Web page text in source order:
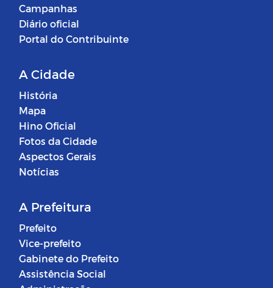
Campanhas
Diário oficial
Portal do Contribuinte
A Cidade
História
Mapa
Hino Oficial
Fotos da Cidade
Aspectos Gerais
Notícias
A Prefeitura
Prefeito
Vice-prefeito
Gabinete do Prefeito
Assistência Social